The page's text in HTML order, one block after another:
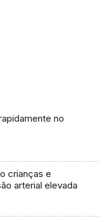
no
crianças e
arterial elevada